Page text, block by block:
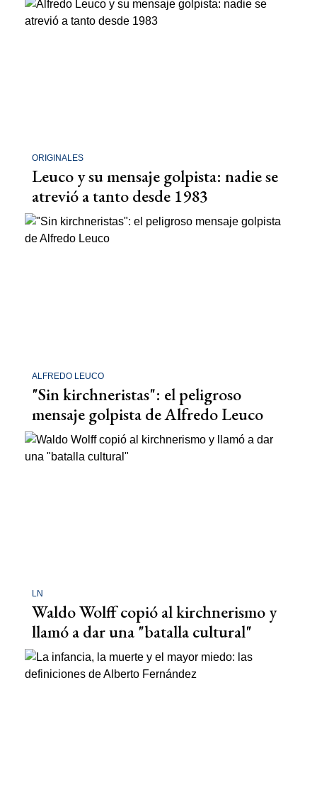
ORIGINALES
Leuco y su mensaje golpista: nadie se
atrevió a tanto desde 1983
ALFREDO LEUCO
"Sin kirchneristas": el peligroso
mensaje golpista de Alfredo Leuco
LN
Waldo Wolff copió al kirchnerismo y
llamó a dar una "batalla cultural"